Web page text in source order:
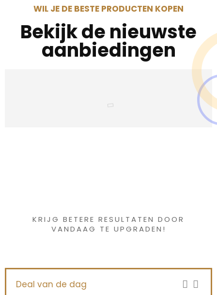
WIL JE DE BESTE PRODUCTEN KOPEN
Bekijk de nieuwste
aanbiedingen
KRIJG BETERE RESULTATEN DOOR
VANDAAG TE UPGRADEN!
Deal van de dag